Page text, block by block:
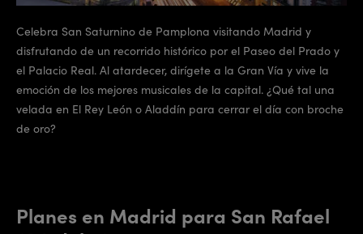
Celebra San Saturnino de Pamplona visitando Madrid y
disfrutando de un recorrido histórico por el Paseo del Prado y
el Palacio Real. Al atardecer, dirígete a la Gran Vía y vive la
emoción de los mejores musicales de la capital. ¿Qué tal una
velada en El Rey León o Aladdín para cerrar el día con broche
de oro?
Planes en Madrid para San Rafael